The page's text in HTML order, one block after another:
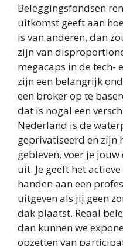
Beleggingsfondsen
uitkomst geeft aan
is van anderen, dan
zijn van
megacaps in de tech-
zijn een belangrijk
een broker op te
dat is nogal een
Nederland is de
geprivatiseerd en zijn
gebleven, voer je
uit. Je geeft het
handen aan een
uitgeven als jij geen
dak plaatst. Reaal
dan kunnen we
opzetten van